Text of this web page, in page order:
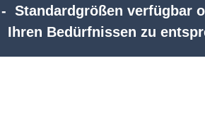
Standardgrößen verfügbar
Ihren Bedürfnissen zu